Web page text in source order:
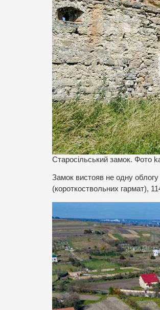
Старосільський замок. Фото
Замок вистояв не одну облогу
(короткоствольних гармат),